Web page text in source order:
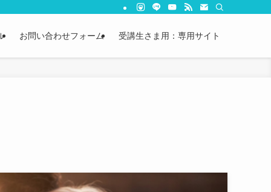
お問い合わせフォーム 受講生さま用：専用サイト